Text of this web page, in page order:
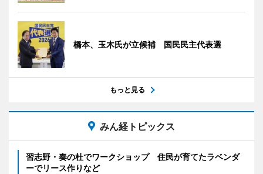
橋本、玉木氏が立候補 国民民主代表選
もっと見る
みん経トピックス
習志野・奏の杜でワークショップ 住民が育てたラベンダ
ーでリース作りなど